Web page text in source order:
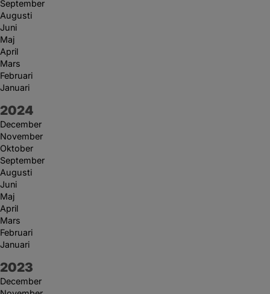
September
Augusti
Juni
Maj
April
Mars
Februari
Januari
År:
2024
December
November
Oktober
September
Augusti
Juni
Maj
April
Mars
Februari
Januari
År:
2023
December